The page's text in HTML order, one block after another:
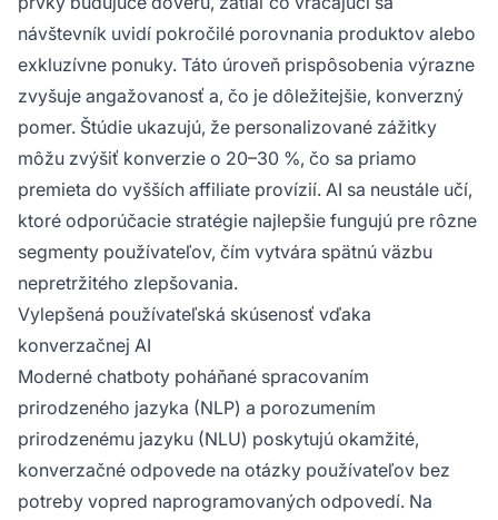
návštevník uvidí pokročilé porovnania produktov alebo
exkluzívne ponuky. Táto úroveň prispôsobenia výrazne
zvyšuje angažovanosť a, čo je dôležitejšie, konverzný
pomer. Štúdie ukazujú, že personalizované zážitky
môžu zvýšiť konverzie o 20–30 %, čo sa priamo
premieta do vyšších affiliate provízií. AI sa neustále učí,
ktoré odporúčacie stratégie najlepšie fungujú pre rôzne
segmenty používateľov, čím vytvára spätnú väzbu
nepretržitého zlepšovania.
Vylepšená používateľská skúsenosť vďaka
konverzačnej AI
Moderné chatboty poháňané spracovaním
prirodzeného jazyka (NLP) a porozumením
prirodzenému jazyku (NLU) poskytujú okamžité,
konverzačné odpovede na otázky používateľov bez
potreby vopred naprogramovaných odpovedí. Na